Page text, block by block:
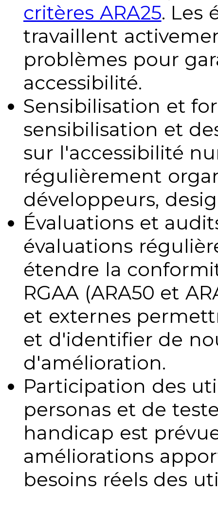
critères ARA25. Les
travaillent
problèmes pour
accessibilité.
Sensibilisation et
sensibilisation et
sur l'accessibilité
régulièrement
développeurs,
Évaluations et
évaluations
étendre la
RGAA (ARA50 et
et externes
et d'identifier de
d'amélioration.
Participation des
personas et de
handicap est
améliorations
besoins réels des